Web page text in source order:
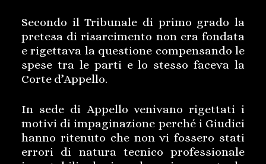
Secondo il Tribunale di primo grado la
pretesa di risarcimento non era fondata
e rigettava la questione compensando le
spese tra le parti e lo stesso faceva la
Corte d’Appello.
In sede di Appello venivano rigettati i
motivi di impaginazione perché i Giudici
hanno ritenuto che non vi fossero stati
errori di natura tecnico professionale